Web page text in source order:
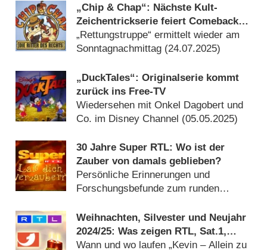
„Chip & Chap“: Nächste Kult-
Zeichentrickserie feiert Comeback
im Disney Channel
„Rettungstruppe“ ermittelt wieder am
Sonntagnachmittag (24.07.2025)
„DuckTales“: Originalserie kommt
zurück ins Free-TV
Wiedersehen mit Onkel Dagobert und
Co. im Disney Channel (05.05.2025)
30 Jahre Super RTL: Wo ist der
Zauber von damals geblieben?
Persönliche Erinnerungen und
Forschungsbefunde zum runden
Weihnachten, Silvester und Neujahr
2024/​25: Was zeigen RTL, Sat.1,
ProSieben und Co.?
Wann und wo laufen „Kevin – Allein zu